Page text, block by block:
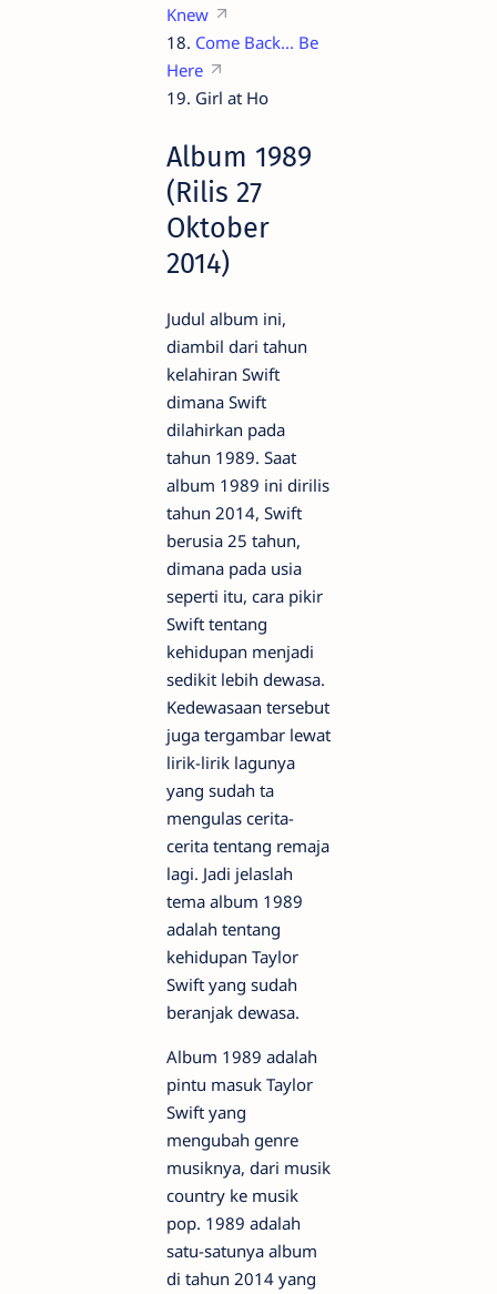
Knew
18. Come Back... Be
Here
19. Girl at Ho
Album 1989
(Rilis 27
Oktober
2014)
Judul album ini,
diambil dari tahun
kelahiran Swift
dimana Swift
dilahirkan pada
tahun 1989. Saat
album 1989 ini dirilis
tahun 2014, Swift
berusia 25 tahun,
dimana pada usia
seperti itu, cara pikir
Swift tentang
kehidupan menjadi
sedikit lebih dewasa.
Kedewasaan tersebut
juga tergambar lewat
lirik-lirik lagunya
yang sudah ta
mengulas cerita-
cerita tentang remaja
lagi. Jadi jelaslah
tema album 1989
adalah tentang
kehidupan Taylor
Swift yang sudah
beranjak dewasa.
Album 1989 adalah
pintu masuk Taylor
Swift yang
mengubah genre
musiknya, dari musik
country ke musik
pop. 1989 adalah
satu-satunya album
di tahun 2014 yang